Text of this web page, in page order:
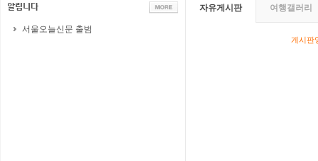
서울오늘신문 출범
자유게시판 여행갤러리
게시판